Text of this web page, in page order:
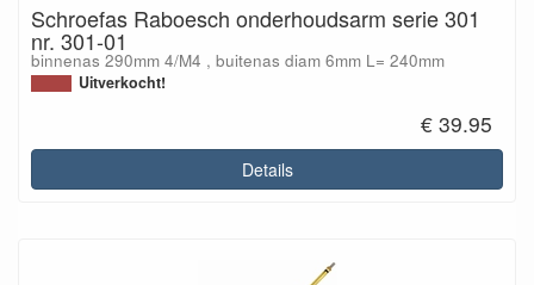
Schroefas Raboesch onderhoudsarm serie 301
nr. 301-01
binnenas 290mm 4/M4 , buitenas diam 6mm L= 240mm
Uitverkocht!
€ 39.95
Details